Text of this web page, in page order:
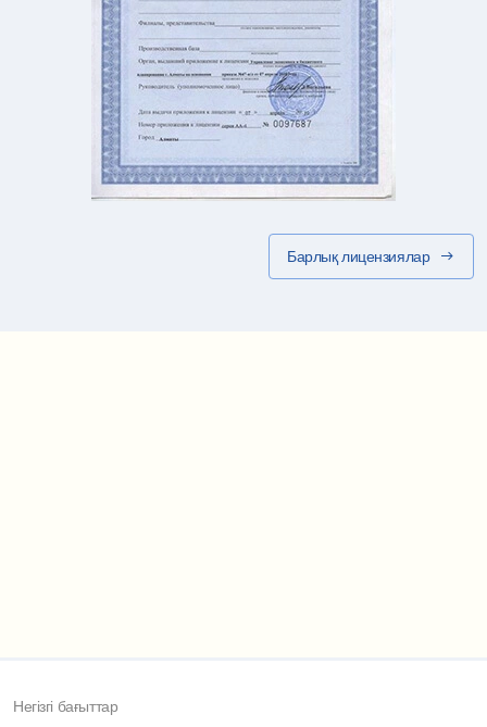
Барлық лицензиялар
Негізгі бағыттар